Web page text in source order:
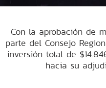
Con la aprobación de
parte del Consejo
inversión total de
hacia su